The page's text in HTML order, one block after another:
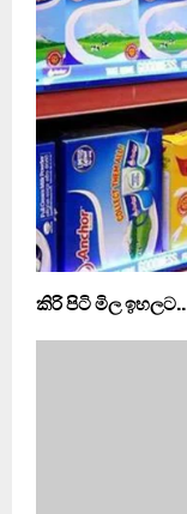
කිරි පිටි මිල ඉහලට..